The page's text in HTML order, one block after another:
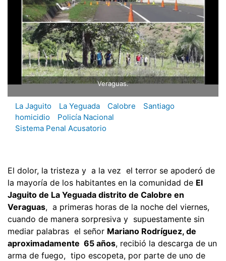
Veraguas.
La Jaguito La Yeguada Calobre
Santiago
homicidio
Policía Nacional
Sistema Penal Acusatorio
El dolor, la tristeza y a la vez el terror se apoderó de
la mayoría de los habitantes en la comunidad de El
Jaguito de La Yeguada distrito de Calobre en
Veraguas, a primeras horas de la noche del viernes,
cuando de manera sorpresiva y supuestamente sin
mediar palabras el señor Mariano Rodríguez, de
aproximadamente 65 años, recibió la descarga de un
arma de fuego, tipo escopeta, por parte de uno de